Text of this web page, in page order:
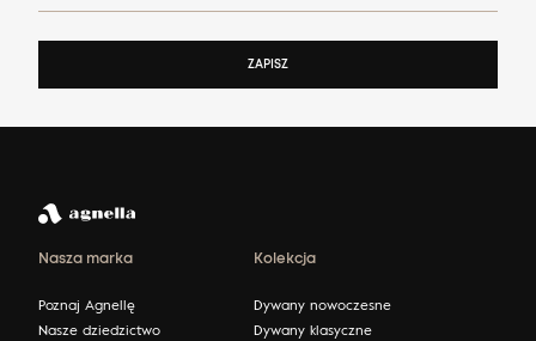
ZAPISZ
Nasza marka
Poznaj Agnellę
Nasze dziedzictwo
Kolekcja
Dywany nowoczesne
Dywany klasyczne